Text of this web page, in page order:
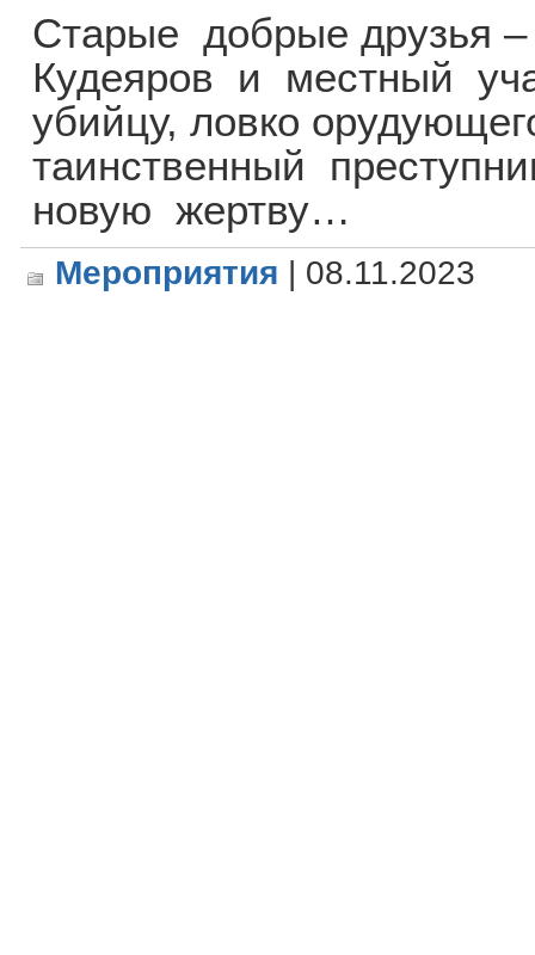
Старые добрые друзья
Кудеяров и местный
убийцу, ловко
таинственный
новую жертву…
Мероприятия | 08.11.2023